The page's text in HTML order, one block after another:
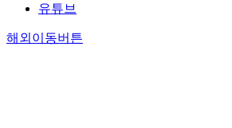
유튜브
해외이동버튼